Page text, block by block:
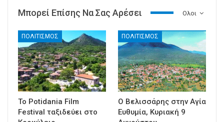
Ολοι
Μπορεί Επίσης Να Σας Αρέσει
ΠΟΛΙΤΙΣΜΟΣ
Το Potidania Film
Festival ταξιδεύει στο
ΠΟΛΙΤΙΣΜΟΣ
Ο Βελισσάρης στην Αγία
Ευθυμία, Κυριακή 9